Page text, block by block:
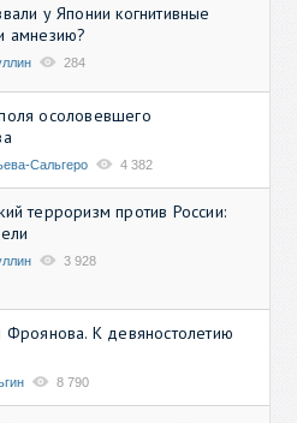
у Японии когнитивные
амнезию?
284
осоловевшего
Сальгеро 4 382
терроризм против России:
3 928
Фроянова. К девяностолетию
8 790